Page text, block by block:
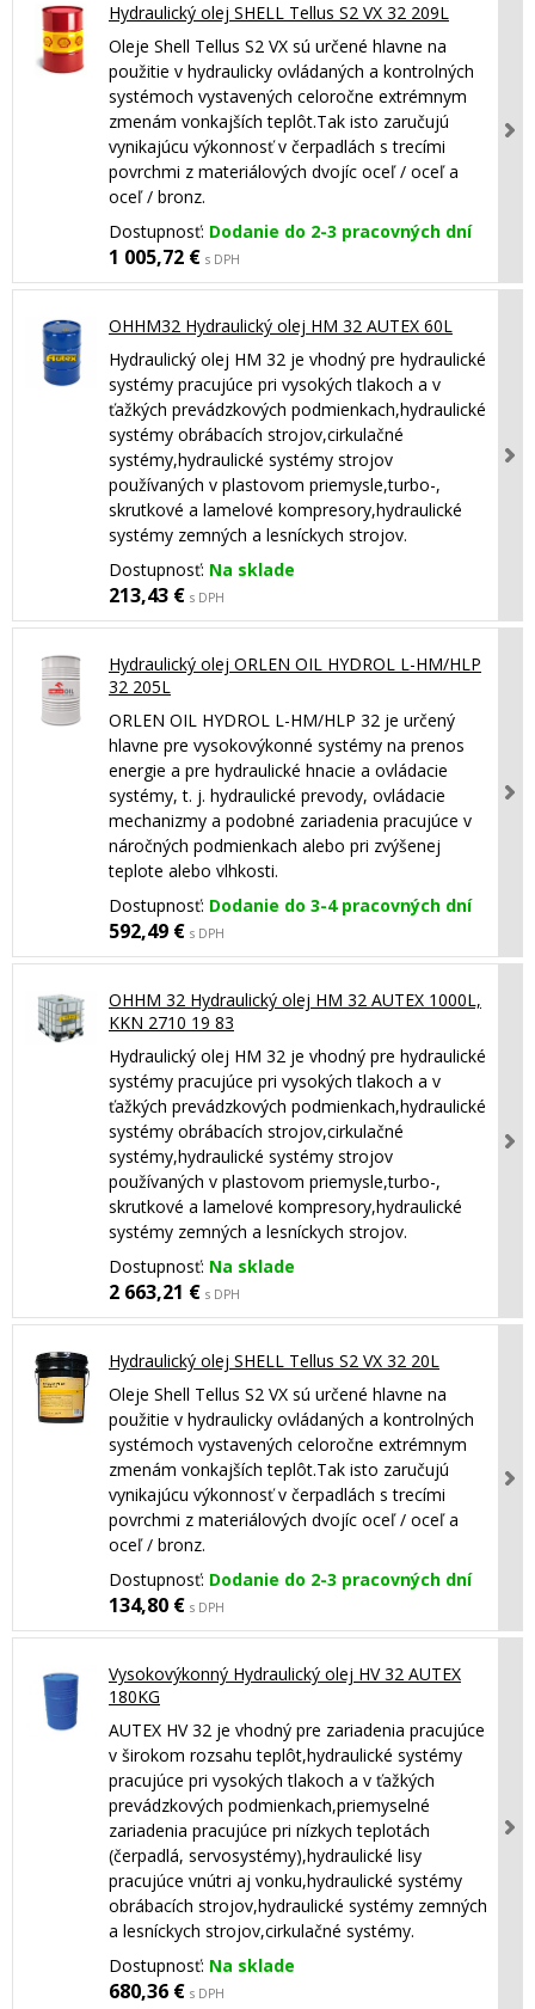
Hydraulický olej SHELL Tellus S2 VX 32 209L
Oleje Shell Tellus S2 VX sú určené hlavne na
použitie v hydraulicky ovládaných a kontrolných
systémoch vystavených celoročne extrémnym
zmenám vonkajších teplôt.Tak isto zaručujú
vynikajúcu výkonnosť v čerpadlách s trecími
povrchmi z materiálových dvojíc oceľ / oceľ a
oceľ / bronz.
Dostupnosť: Dodanie do 2-3 pracovných dní
1 005,72 € s DPH
OHHM32 Hydraulický olej HM 32 AUTEX 60L
Hydraulický olej HM 32 je vhodný pre hydraulické
systémy pracujúce pri vysokých tlakoch a v
ťažkých prevádzkových podmienkach,hydraulické
systémy obrábacích strojov,cirkulačné
systémy,hydraulické systémy strojov
používaných v plastovom priemysle,turbo-,
skrutkové a lamelové kompresory,hydraulické
systémy zemných a lesníckych strojov.
Dostupnosť: Na sklade
213,43 € s DPH
Hydraulický olej ORLEN OIL HYDROL L-HM/HLP
32 205L
ORLEN OIL HYDROL L-HM/HLP 32 je určený
hlavne pre vysokovýkonné systémy na prenos
energie a pre hydraulické hnacie a ovládacie
systémy, t. j. hydraulické prevody, ovládacie
mechanizmy a podobné zariadenia pracujúce v
náročných podmienkach alebo pri zvýšenej
teplote alebo vlhkosti.
Dostupnosť: Dodanie do 3-4 pracovných dní
592,49 € s DPH
OHHM 32 Hydraulický olej HM 32 AUTEX 1000L,
KKN 2710 19 83
Hydraulický olej HM 32 je vhodný pre hydraulické
systémy pracujúce pri vysokých tlakoch a v
ťažkých prevádzkových podmienkach,hydraulické
systémy obrábacích strojov,cirkulačné
systémy,hydraulické systémy strojov
používaných v plastovom priemysle,turbo-,
skrutkové a lamelové kompresory,hydraulické
systémy zemných a lesníckych strojov.
Dostupnosť: Na sklade
2 663,21 € s DPH
Hydraulický olej SHELL Tellus S2 VX 32 20L
Oleje Shell Tellus S2 VX sú určené hlavne na
použitie v hydraulicky ovládaných a kontrolných
systémoch vystavených celoročne extrémnym
zmenám vonkajších teplôt.Tak isto zaručujú
vynikajúcu výkonnosť v čerpadlách s trecími
povrchmi z materiálových dvojíc oceľ / oceľ a
oceľ / bronz.
Dostupnosť: Dodanie do 2-3 pracovných dní
134,80 € s DPH
Vysokovýkonný Hydraulický olej HV 32 AUTEX
180KG
AUTEX HV 32 je vhodný pre zariadenia pracujúce
v širokom rozsahu teplôt,hydraulické systémy
pracujúce pri vysokých tlakoch a v ťažkých
prevádzkových podmienkach,priemyselné
zariadenia pracujúce pri nízkych teplotách
(čerpadlá, servosystémy),hydraulické lisy
pracujúce vnútri aj vonku,hydraulické systémy
obrábacích strojov,hydraulické systémy zemných
a lesníckych strojov,cirkulačné systémy.
Dostupnosť: Na sklade
680,36 € s DPH